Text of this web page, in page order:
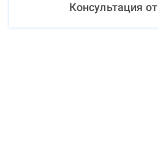
Консультация от